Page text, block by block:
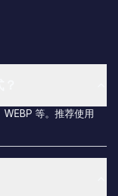
等。推荐使用